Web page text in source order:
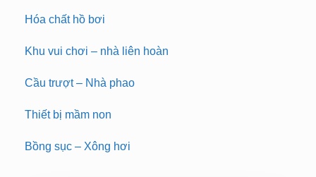
Hóa chất hồ bơi
Khu vui chơi – nhà liên hoàn
Cầu trượt – Nhà phao
Thiết bị mầm non
Bồng sục – Xông hơi